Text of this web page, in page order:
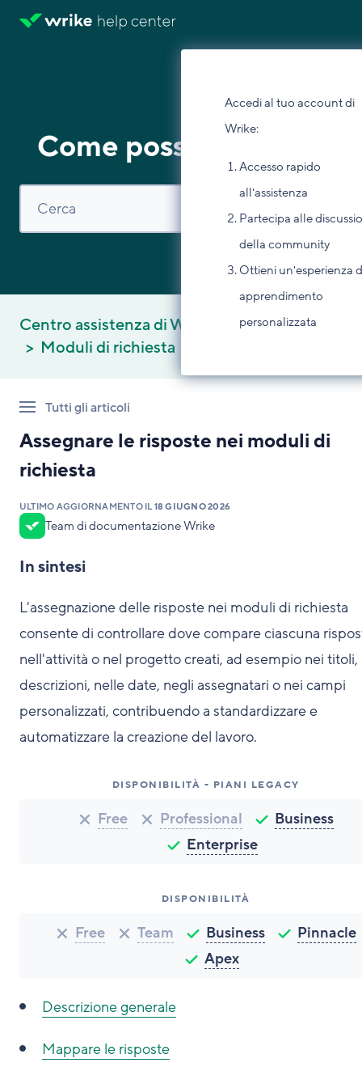
Accedi al tuo account di
Wrike:
Accesso rapido
all'assistenza
Partecipa alle
della community
Ottieni un'esperienza
apprendimento
personalizzata
Come possiamo
Centro assistenza di Wrike
Migliora il tuo
Moduli di richiesta
Tutti gli articoli
Assegnare le risposte nei moduli di
richiesta
ULTIMO AGGIORNAMENTO IL 18 GIUGNO 2026
Team di documentazione Wrike
In sintesi
L'assegnazione delle risposte nei moduli di richiesta
consente di controllare dove compare ciascuna
nell'attività o nel progetto creati, ad esempio nei titoli,
descrizioni, nelle date, negli assegnatari o nei campi
personalizzati, contribuendo a standardizzare e
automatizzare la creazione del lavoro.
DISPONIBILITÀ - PIANI LEGACY
Free Professional
Business
Enterprise
DISPONIBILITÀ
Free Team Business
Pinnacle
Apex
Descrizione generale
Mappare le risposte